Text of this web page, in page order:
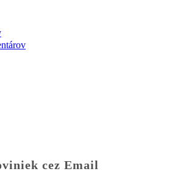
cez Email